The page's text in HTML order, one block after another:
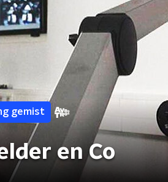
gemist
en Co